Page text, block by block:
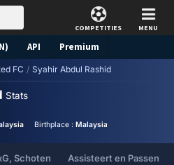
COMPETITIES MENU
API Premium
FC / Syahir Abdul Rashid
Stats
Birthplace :Malaysia - Malaysia
Schoten Assisteert en Passen